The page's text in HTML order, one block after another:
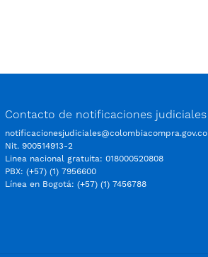
Contacto de notificaciones judiciales
notificacionesjudiciales@colombiacompra.gov.co
Nit. 900514913-2
Linea nacional gratuita: 018000520808
PBX: (+57) (1) 7956600
Línea en Bogotá: (+57) (1) 7456788